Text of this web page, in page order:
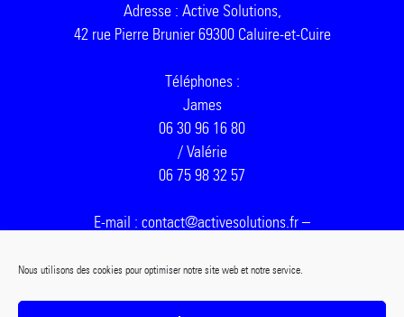
Nous utilisons des cookies pour optimiser notre site web et notre service.
Adresse : Active Solutions,
42 rue Pierre Brunier 69300 Caluire-et-Cuire
Téléphones :
James
06 30 96 16 80
/ Valérie
06 75 98 32 57
E-mail : contact@activesolutions.fr –